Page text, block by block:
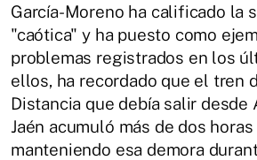
García-Moreno ha calificado la
"caótica" y ha puesto como
problemas registrados en los
ellos, ha recordado que el tren
Distancia que debía salir desde
Jaén acumuló más de dos
manteniendo esa demora